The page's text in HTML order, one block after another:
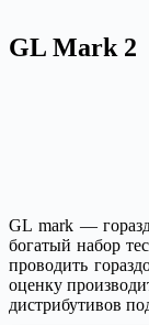
GL Mark 2
GL mark —
богатый набор
проводить
оценку
дистрибутивов